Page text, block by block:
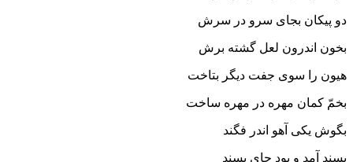
دو پیکان بجاى سرو در سرش
بخون اندرون لعل گشته برش‏
هیون را سوى جفت دیگر بتاخت
بخمّ کمان مهره در مهره ساخت‏
بگوش یکى آهو اندر فگند
پسند آمد و بود جاى پسند